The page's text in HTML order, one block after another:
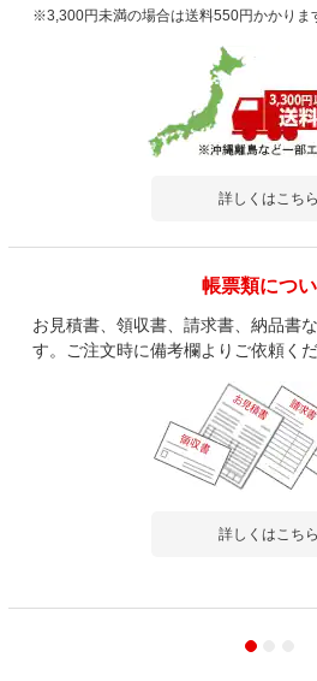
※3,300円未満の場合は送料550円かかりま
詳しくはこちら
帳票類につ
お見積書、領収書、請求書、納品書
す。ご注文時に備考欄よりご依頼くだ
詳しくはこちら